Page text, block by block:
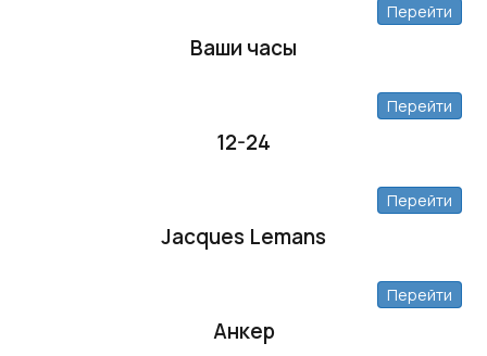
Ваши часы
Перейти
12-24
Перейти
Jacques Lemans
Перейти
Анкер
Перейти